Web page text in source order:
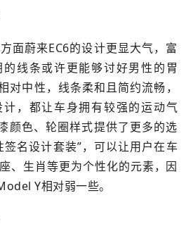
蔚来EC6的设计更显大气，富
线条或许更能够讨好男性的胃
对中性，线条柔和且简约流畅，
，都让车身拥有较强的运动气
颜色、轮圈样式提供了更多的选
名设计套装”，可以让用户在车
、生肖等更为个性化的元素，因
Y相对弱一些。